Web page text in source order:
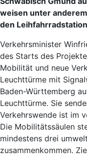
weisen unter
den
Verkehrsminister
des Starts des
Mobilität und neue
Leuchttürme mit
Baden-Württemberg
Leuchttürme. Sie
Verkehrswende ist im
Die Mobilitätssäulen
mindestens drei
zusammenkommen.